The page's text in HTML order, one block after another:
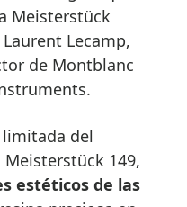
Meisterstück
Lecamp,
de Montblanc
del
149,
estéticos de las